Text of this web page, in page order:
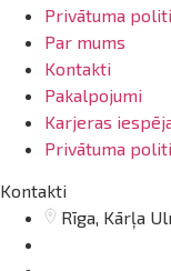
Privātuma
Par mums
Kontakti
Pakalpojumi
Karjeras
Privātuma
Kontakti
Rīga, Kārļa